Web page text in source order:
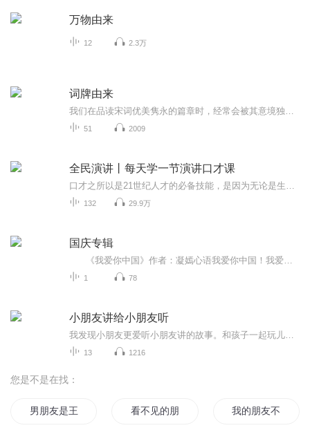
万物由来
12 2.3万
词牌由来
51 2009
全民演讲丨每天学一节演讲口才课
132 29.9万
国庆专辑
1 78
小朋友讲给小朋友听
13 1216
您是不是在找：
男朋友是王者大神 看不见的朋友们 我的朋友不可能